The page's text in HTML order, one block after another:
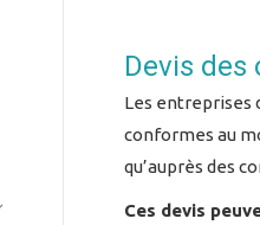
Devis
Les entreprises
conformes au
qu’auprès des
Ces devis